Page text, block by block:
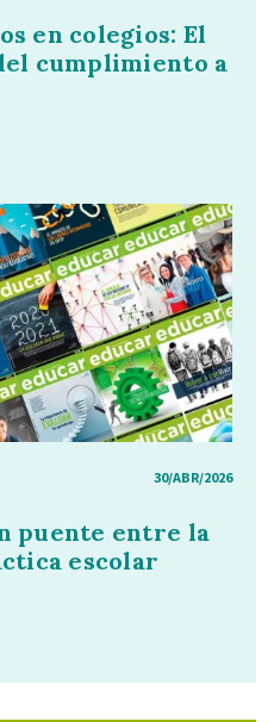
en colegios: El
cumplimiento a
30/ABR/2026
puente entre la
escolar